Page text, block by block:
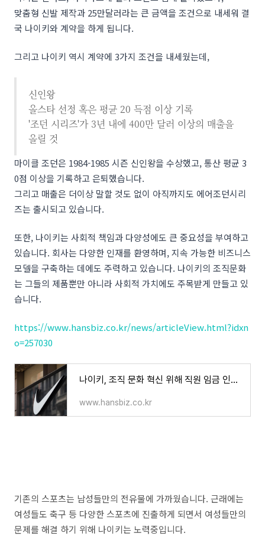
맞춤형 신발 제작과 25만달러라는 큰 금액을 조건으로 내세워 결
국 나이키와 계약을 하게 됩니다.
그리고 나이키 역시 계약에 3가지 조건을 내세웠는데,
신인왕
올스타 선정 혹은 평균 20 득점 이상 기록
'조던 시리즈'가 3년 내에 400만 달러 이상의 매출을
올릴 것
마이클 조던은 1984-1985 시즌 신인왕을 수상했고, 통산 평균 3
0점 이상을 기록하고 은퇴했습니다.
그리고 매출은 더이상 말할 것도 없이 아직까지도 에어조던시리
즈는 출시되고 있습니다.
또한, 나이키는 사회적 책임과 다양성에도 큰 중요성을 부여하고
있습니다. 회사는 다양한 인재를 환영하며, 지속 가능한 비즈니스
모델을 구축하는 데에도 주력하고 있습니다. 나이키의 조직문화
는 그들의 제품뿐만 아니라 사회적 가치에도 주목받게 만들고 있
습니다.
https://www.hansbiz.co.kr/news/articleView.html?idxn
o=257030
나이키, 조직 문화 혁신 위해 직원 임금 인상... 보너스 지급 방식도 변경 - 한스경제
www.hansbiz.co.kr
기존의 스포츠는 남성들만의 전유물에 가까웠습니다. 근래에는
여성들도 축구 등 다양한 스포츠에 진출하게 되면서 여성들만의
문제를 해결 하기 위해 나이키는 노력중입니다.